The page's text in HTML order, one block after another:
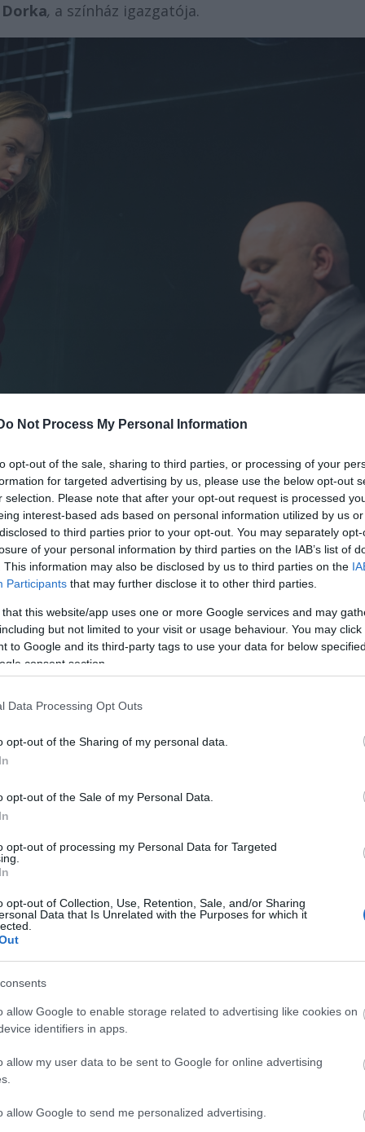
Not Process My Personal Information
opt-out of the sale, sharing to third parties, or processing of your
for targeted advertising by us, please use the below opt-out
selection. Please note that after your opt-out request is processed
interest-based ads based on personal information utilized by us
to third parties prior to your opt-out. You may separately
of your personal information by third parties on the IAB’s list of
This information may also be disclosed by us to third parties on the
Participants that may further disclose it to other third parties.
that this website/app uses one or more Google services and may
but not limited to your visit or usage behaviour. You may
to Google and its third-party tags to use your data for below
consent section.
Data Processing Opt Outs
opt-out of the Sharing of my personal data.
opt-out of the Sale of my Personal Data.
opt-out of processing my Personal Data for Targeted
opt-out of Collection, Use, Retention, Sale, and/or Sharing
Data that Is Unrelated with the Purposes for which it
allow Google to enable storage related to advertising like cookies on
identifiers in apps.
allow my user data to be sent to Google for online advertising
allow Google to send me personalized advertising.
, a színház igazgatója.
(fotó: Draskovics Ádám)
és fellépő színészei között találhatjuk a hazai
közönség rendszeresen találkozhat az Orlai
Produkció előadásaival a Jókai utcában. Ebben a
JuditLoveshake című produkciója vagy épp a
, és a nyitás óta szép sikerrel fut aJanikovszkyÉ
is. A legkisebbeknek mesedarabokkal
Adrian Mole naplójának színpadi változatát
mely a teátrum első saját, felnőtt
a befogadott felnőtt előadások és gyerekeknek
nagykorúságába a színház. A
rendezésében színre vitt produkció április 22-i
jelenlétével az író,
Könyvfesztivál díszvendége – külön
után közönségtalálkozón válaszol a nézők